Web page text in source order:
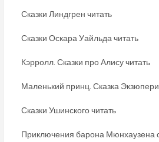
Сказки Линдгрен читать
Сказки Оскара Уайльда читать
Кэрролл. Сказки про Алису читать
Маленький принц. Сказка Экзюпери
Сказки Ушинского читать
Приключения барона Мюнхаузена